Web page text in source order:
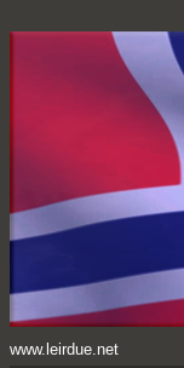
www.leirdue.net